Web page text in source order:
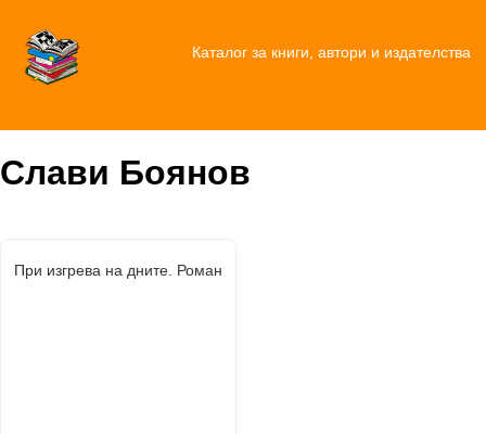
Каталог за книги, автори и издателства
Слави Боянов
При изгрева на дните. Роман